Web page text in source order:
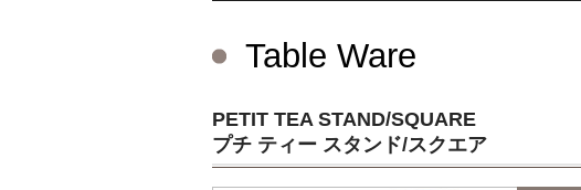
Table Ware
PETIT TEA STAND/SQUARE
プチ ティー スタンド/スクエア